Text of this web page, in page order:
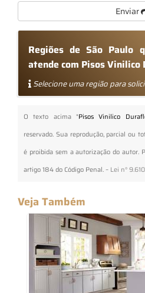
Enviar
Regiões de São Paulo
atende com Pisos
Selecione uma região para
O texto acima "Pisos Vinilico
reservado. Sua reprodução, parcial ou
é proibida sem a autorização do autor.
artigo 184 do Código Penal. – Lei n°
Veja Também